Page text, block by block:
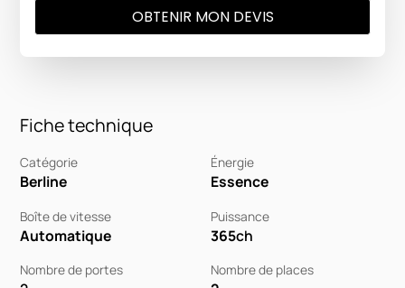
Fiche technique
Catégorie
Berline
Énergie
Essence
Boîte de vitesse
Automatique
Puissance
365ch
Nombre de portes Nombre de places
OBTENIR MON DEVIS